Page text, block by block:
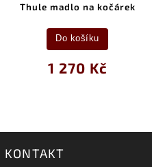
Thule madlo na kočárek
1 270 Kč
Do košíku
KONTAKT